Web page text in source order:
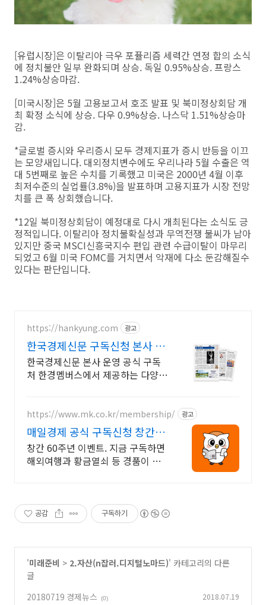
[유럽시장]은 이탈리아 극우 포퓰리즘 세력간 연정 합의 소식
에 정치불안 일부 완화되며 상승. 독일 0.95%상승. 프랑스
1.24%상승마감.
[미국시장]은 5월 고용보고서 호조 발표 및 북미정상회담 개
최 확정 소식에 상승. 다우 0.9%상승. 나스닥 1.51%상승마
감.
*글로벌 증시와 우리증시 모두 경제지표가 증시 반등을 이끄
는 모양새입니다. 대외정치변수에도 우리나라 5월 수출은 역
대 5번째로 높은 수치를 기록했고 미국은 2000년 4월 이후
최저수준의 실업률(3.8%)을 발표하며 고용지표가 시장 전망
치를 큰 폭 상회했습니다.
*12일 북미정상회담이 예정대로 다시 개최된다는 소식도 긍
정적입니다. 이탈리아 정치불확실성과 무역전쟁 불씨가 남아
있지만 중국 MSCI신흥국지수 편입 관련 수급이탈이 마무리
되었고 6월 미국 FOMC를 거치면서 악재에 다소 둔감해질수
있다는 판단입니다.
https://hankyung.com 광고
한국경제신문 구독신청 본사 단
독 독자 혜택 제공
한국경제신문 본사 운영 공식 구독
처 한경멤버스에서 제공하는 다양한
과 함께 차이를 만들어가세요.
https://www.mk.co.kr/membership/ 광고
매일경제 공식 구독신청 창간
60주년 이벤트
창간 60주년 이벤트. 지금 구독하면
해외여행과 황금열쇠 등 경품이 한
공감 구독하기
'미래준비 > 2.자산(n잡러.디지털노마드)' 카테고리의 다른
글
20180719 경제뉴스
(0) 2018.07.19